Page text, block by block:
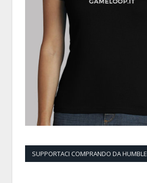
SUPPORTACI COMPRANDO DA HUMBLE